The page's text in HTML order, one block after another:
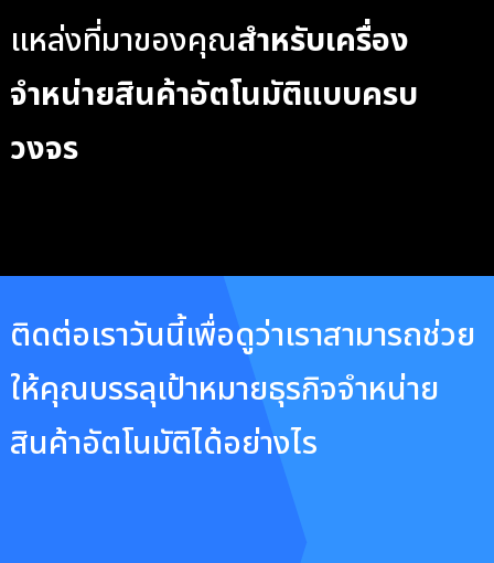
แหล่งที่มาของคุณสำหรับเครื่อง
จำหน่ายสินค้าอัตโนมัติแบบครบ
วงจร
ติดต่อเราวันนี้เพื่อดูว่าเราสามารถช่วย
ให้คุณบรรลุเป้าหมายธุรกิจจำหน่าย
สินค้าอัตโนมัติได้อย่างไร